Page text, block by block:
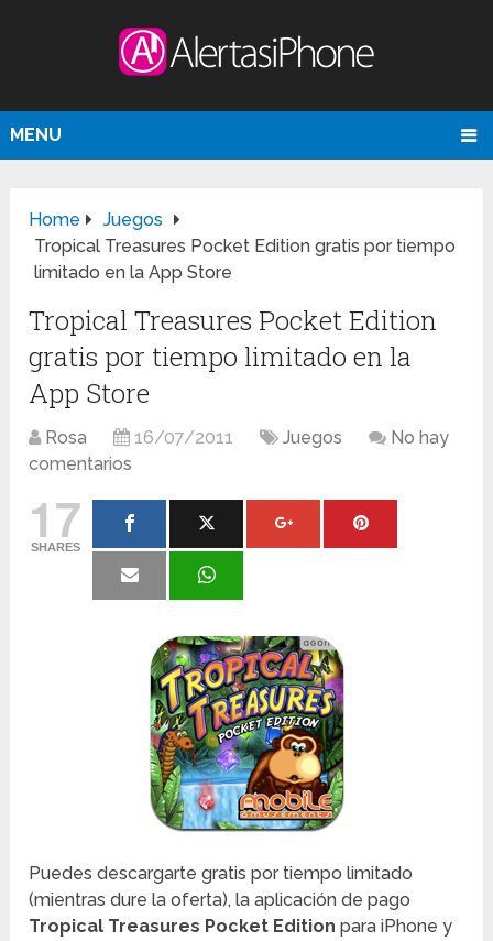
MENU
Home
Juegos
Tropical Treasures Pocket Edition gratis por tiempo
limitado en la App Store
Tropical Treasures Pocket Edition
gratis por tiempo limitado en la
App Store
Rosa 16/07/2011 Juegos
No hay
comentarios
17
SHARES
Puedes descargarte gratis por tiempo limitado
(mientras dure la oferta), la aplicación de pago
Tropical Treasures Pocket Edition para iPhone y